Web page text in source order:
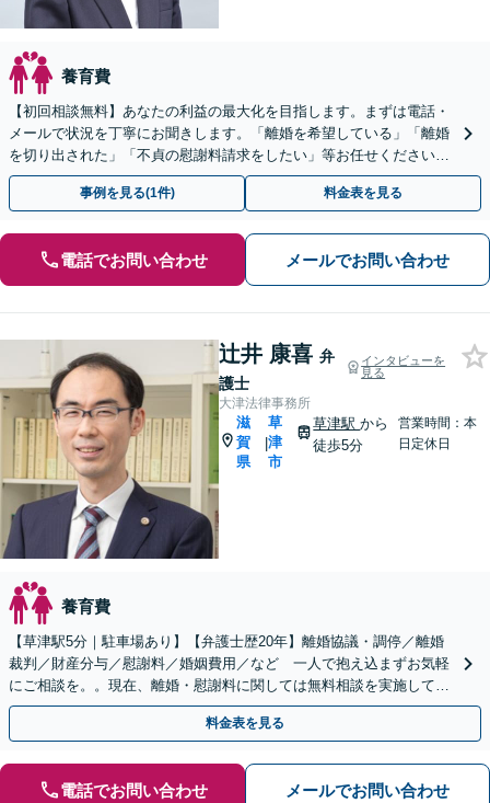
養育費
【初回相談無料】あなたの利益の最大化を目指します。まずは電話・
メールで状況を丁寧にお聞きします。「離婚を希望している」「離婚
を切り出された」「不貞の慰謝料請求をしたい」等お任せください。
【リーズナブルな料金設定】
事例を見る(1件) 料金表を見る
電話でお問い合わせ メールでお問い合わせ
辻井 康喜 弁
護士
インタビューを
見る
大津法律事務所
滋
賀
県
|
草
津
市
草津駅から
徒歩5分
営業時間：本
日定休日
養育費
【草津駅5分｜駐車場あり】【弁護士歴20年】離婚協議・調停／離婚
裁判／財産分与／慰謝料／婚姻費用／など 一人で抱え込まずお気軽
にご相談を。。現在、離婚・慰謝料に関しては無料相談を実施してお
りませんのでご注意下さい。
料金表を見る
電話でお問い合わせ メールでお問い合わせ